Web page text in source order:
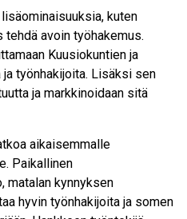
kuten
avoin työhakemus.
Kuusiokuntien ja
ja työnhakijoita. Lisäksi sen
ja markkinoidaan sitä
aikaisemmalle
Paikallinen
matalan kynnyksen
hyvin työnhakijoita ja somen